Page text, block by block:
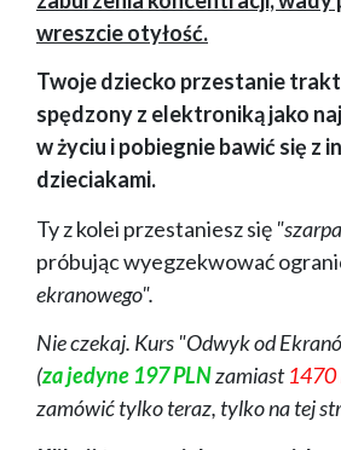
wreszcie otyłość.
Twoje dziecko przestanie
spędzony z elektroniką jako
w życiu i pobiegnie bawić się z
dzieciakami.
Ty z kolei przestaniesz się
próbując wyegzekwować
ekranowego".
Nie czekaj. Kurs "Odwyk od
(za jedyne 197 PLNzamiast1470
zamówić tylko teraz, tylko na tej